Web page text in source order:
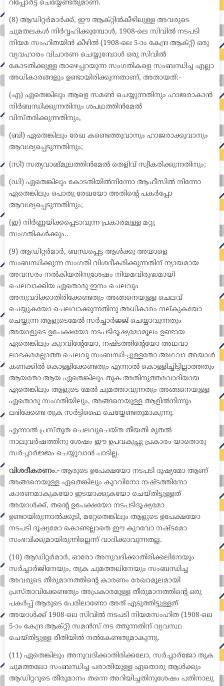
റിപ്പോർട്ട് ചെയ്യേണ്ടതുമാണ്.
(8) ആഡിറ്റർമാർക്ക്, ഈ ആക്റ്റിൻകീഴിലുള്ള അവരുടെ
ചുമതലകൾ നിർവ്വഹിക്കുമ്പോൾ, 1908-ലെ സിവിൽ നടപടി
നിയമ സംഹിതയിൻ കീഴിൽ (1908-ലെ 5-ാം കേന്ദ്ര ആക്റ്റ്) ഒരു
വ്യവഹാരം വിചാരണ ചെയ്യുമ്പോൾ ഒരു സിവിൽ
കോടതിക്കുള്ള താഴെപ്പറയുന്ന സംഗതികളെ സംബന്ധിച്ച എല്ലാ
അധികാരങ്ങളും ഉണ്ടായിരിക്കുന്നതാണ്, അതായത്:-
(എ) ഏതെങ്കിലും ആളെ സമൺ ചെയ്യുന്നതിനും ഹാജരാകാൻ
നിർബന്ധിക്കുന്നതിനും ശപഥത്തിൻമേൽ
വിസ്തരിക്കുന്നതിനും,
(ബി) ഏതെങ്കിലും രേഖ കണ്ടെത്തുവാനും ഹാജരാക്കുവാനും
ആവശ്യപ്പെടുന്നതിനും;
(സി) സത്യവാങ്മൂലത്തിൻമേൽ തെളിവ് സ്വീകരിക്കുന്നതിനും;
(ഡി) ഏതെങ്കിലും കോടതിയിൽനിന്നോ ആഫീസിൽ നിന്നോ
ഏതെങ്കിലും പൊതു രേഖയോ അതിന്റെ പകർപ്പോ
ആവശ്യപ്പെടുന്നതിനും;
(ഇ) നിർണ്ണയിക്കപ്പെടാവുന്ന പ്രകാരമുള്ള മറ്റു
സംഗതികൾക്കും..
(9) ആഡിറ്റർമാർ, ബന്ധപ്പെട്ട ആൾക്കു അയാളെ
സംബന്ധിക്കുന്ന സംഗതി വിശദീകരിക്കുന്നതിന് ന്യായമായ
അവസരം നൽകിയതിനുശേഷം നിയമവിരുദ്ധമായി
ചെലവാക്കിയ ഏതൊരു ഇനം ചെലവും
അനുവദിക്കാതിരിക്കേണ്ടതും അങ്ങനെയുള്ള ചെലവ്
ചെയ്യുകയോ ചെലവാക്കുന്നതിനു അധികാരം നല്കുകയോ
ചെയ്യുന്ന ആളുടെമേൽ സർച്ചാർജ്ജ് ചെയ്യാവുന്നതും
അയാളുടെ ഉപേക്ഷയോ നടപടിദൂഷ്യമോമൂലം ഉണ്ടായ
ഏതെങ്കിലും കുറവിന്റേയോ, നഷ്ടത്തിന്റേയോ അഥവാ
ലാഭകരമല്ലാത്ത ചെലവു സംബന്ധിച്ചുള്ളതോ അഥവാ അയാൾ
കണക്കിൽ കൊള്ളിക്കേണ്ടതും എന്നാൽ കൊള്ളിച്ചിട്ടില്ലാത്തതും
ആയതോ ആയ ഏതെങ്കിലും തുക അതിനുത്തരവാദിയായ
ഏതെങ്കിലും ആളുടെ മേൽ ചുമത്താവുന്നതും അങ്ങനെയുള്ള
ഏതൊരു സംഗതിയിലും, അങ്ങനെയുള്ള ആളിൽനിന്നും
ലഭിക്കേണ്ട തുക സർട്ടിഫൈ ചെയ്യേണ്ടതുമാകുന്നു.
എന്നാൽ പ്രസ്തുത ചെലവുചെയ്ത തീയതി മുതൽ
നാലുവർഷത്തിനു ശേഷം ഈ ഉപവകുപ്പു പ്രകാരം യാതൊരു
സർച്ചാർജ്ജം ചെയ്യുവാൻ പാടില്ല.
വിശദീകരണം.-ആരുടെ ഉപേക്ഷയോ നടപടി ദൂഷ്യമോ ആണ്
അങ്ങനെയുള്ള ഏതെങ്കിലും കുറവിനോ നഷ്ടത്തിനോ
കാരണമാകുകയോ ഇടയാക്കുകയോ ചെയ്തിട്ടുള്ളത്
അയാൾക്ക്, തന്റെ ഉപേക്ഷയോ നടപടിദൂഷ്യമോ
ഉണ്ടായിരുന്നാൽക്കൂടി, മറ്റേതെങ്കിലും ആളുടെ ഉപേക്ഷയോ
നടപടി ദൂഷ്യമോ കൊണ്ടല്ലാതെ ഈ കുറവോ നഷ്ടമോ
സംഭവിക്കുമായിരുന്നില്ലെന്ന് വാദിക്കാവുന്നതല്ല.
(10) ആഡിറ്റർമാർ, ഓരോ അനുവദിക്കാതിരിക്കലിനേയും
സർച്ചാർജിനേയും, തുക ചുമത്തലിനേയും സംബന്ധിച്ച
അവരുടെ തീരുമാനത്തിന്റെ കാരണം രേഖാമൂലമായി
പ്രസ്താവിക്കേണ്ടതും അപ്രകാരമുള്ള തീരുമാനത്തിന്റെ ഒരു
പകർപ്പ് ആരുടെ പേരിലാണോ അത് എടുത്തിട്ടുള്ളത്
അയാൾക്ക് 1908-ലെ സിവിൽ നടപടി നിയമസംഹിത (1908-ലെ
5-ാം കേന്ദ്ര ആക്റ്റ്) സമൻസ് നട ത്തുന്നതിന് വ്യവസ്ഥ
ചെയ്തിട്ടുള്ള രീതിയിൽ നൽകേണ്ടതുമാകുന്നു.
(11) ഏതെങ്കിലും അനുവദിക്കാതിരിക്കലോ, സർച്ചാർജോ തുക
ചുമത്തലോ സംബന്ധിച്ച പരാതിയുള്ള ഏതൊരു ആൾക്കും
ആഡിറ്ററുടെ തീരുമാനം തന്നെ അറിയിച്ചതിനുശേഷം പതിനാലു